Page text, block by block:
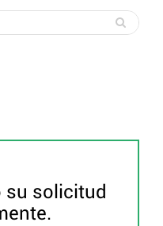
su solicitud